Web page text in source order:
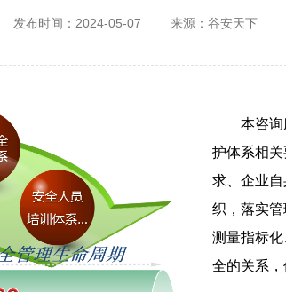
发布时间：2024-05-07 来源：谷安天下
本咨
护体系相
求、企业
织，落实
测量指标
全的关系，